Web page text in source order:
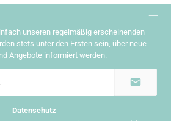
unseren regelmäßig erscheinenden
stets unter den Ersten sein, über neue
Angebote informiert werden.
Datenschutz